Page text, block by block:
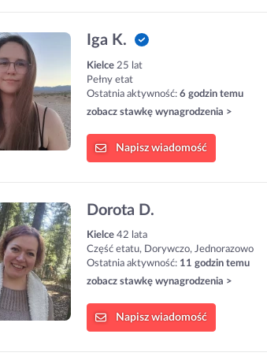
Iga K.
Kielce 25 lat
Pełny etat
Ostatnia aktywność: 6 godzin temu
zobacz stawkę wynagrodzenia >
Napisz wiadomość
Dorota D.
Kielce 42 lata
Część etatu, Dorywczo, Jednorazowo
Ostatnia aktywność: 11 godzin temu
zobacz stawkę wynagrodzenia >
Napisz wiadomość